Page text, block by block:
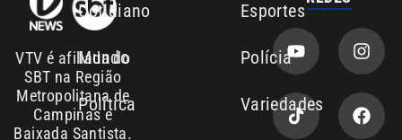
Área de cobertura que a VTV SBT acompanha:
Entre em contato com a VTV News
Copyright © 2026. Todos os direitos
reservados | Empresa de Comunicação PRM
Política de privacidade